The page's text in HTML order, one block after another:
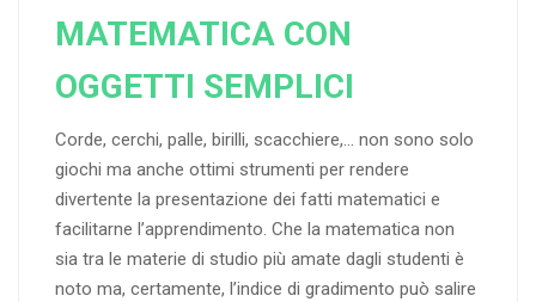
MATEMATICA CON
OGGETTI SEMPLICI
Corde, cerchi, palle, birilli, scacchiere,… non sono solo
giochi ma anche ottimi strumenti per rendere
divertente la presentazione dei fatti matematici e
facilitarne l’apprendimento. Che la matematica non
sia tra le materie di studio più amate dagli studenti è
noto ma, certamente, l’indice di gradimento può salire